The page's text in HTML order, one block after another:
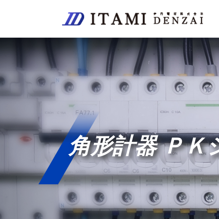
角形計器 ＰＫ